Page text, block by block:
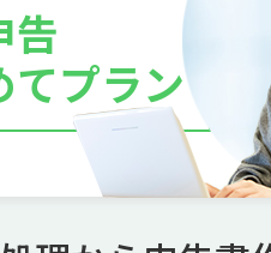
告
てプラン